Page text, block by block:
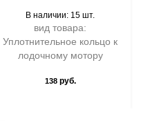
В наличии: 15 шт.
вид товара:
Уплотнительное кольцо к
лодочному мотору
138руб.